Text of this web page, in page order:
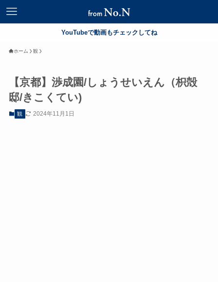
YouTubeで動画もチェックしてね
ホーム 観
【京都】渉成園/しょうせいえん（枳殻
邸/きこくてい)
観 2024年11月1日